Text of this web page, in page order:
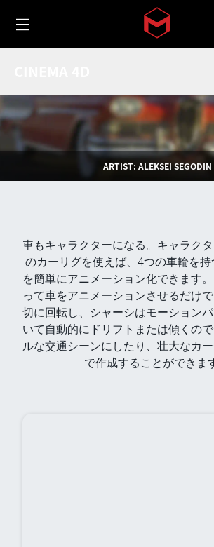
Skip to
Toggle menu
カーリグ
ARTIST: ALEKSEI SEGODIN
車もキャラクターになる。キャラク
のカーリグを使えば、4つの車輪を
を簡単にアニメーション化できます
って車をアニメーションさせるだけ
切に回転し、シャーシはモーション
いて自動的にドリフトまたは傾くの
ルな交通シーンにしたり、壮大なカ
で作成することができま